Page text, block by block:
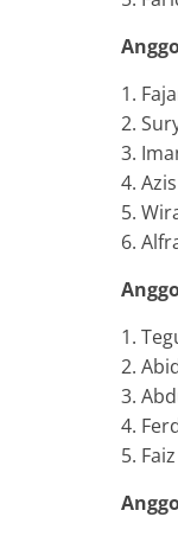
1.
2.
3.
4.
5.
6.
1.
2.
3.
4.
5.